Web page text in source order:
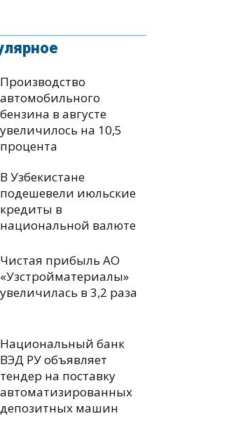
Производство
автомобильного
бензина в августе
увеличилось на 10,5
процента
В Узбекистане
подешевели июльские
кредиты в
национальной валюте
Чистая прибыль АО
«Узстройматериалы»
увеличилась в 3,2 раза
Национальный банк
ВЭД РУ объявляет
тендер на поставку
автоматизированных
депозитных машин